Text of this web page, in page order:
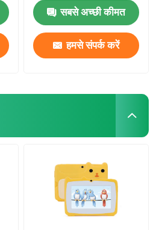
सबसे अच्छी कीमत
हमसे संपर्क करें